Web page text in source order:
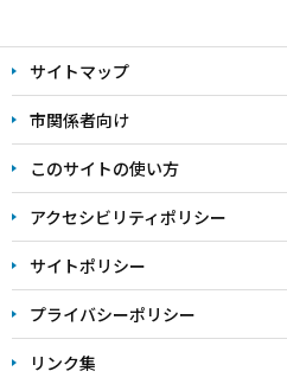
文
こ
こ
ま
で
サイトマップ
市関係者向け
このサイトの使い方
アクセシビリティポリシー
サイトポリシー
プライバシーポリシー
リンク集